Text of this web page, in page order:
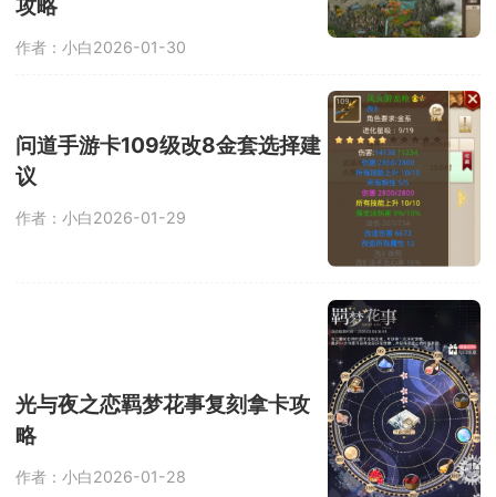
攻略
作者：小白2026-01-30
问道手游卡109级改8金套选择建
议
作者：小白2026-01-29
光与夜之恋羁梦花事复刻拿卡攻
略
作者：小白2026-01-28